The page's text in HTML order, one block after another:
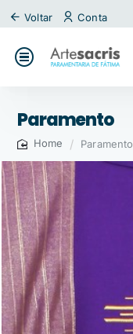
Voltar Conta
Paramento
Paramento